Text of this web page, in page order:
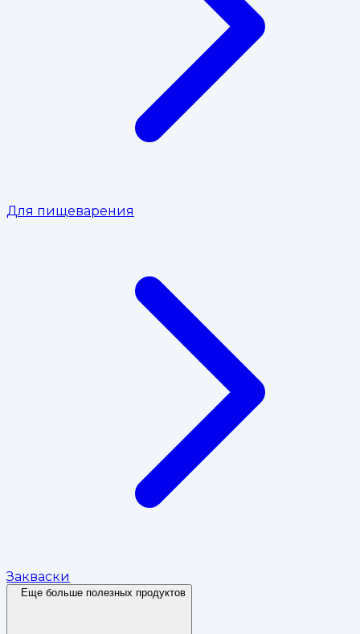
Для пищеварения
Закваски
Еще больше полезных продуктов